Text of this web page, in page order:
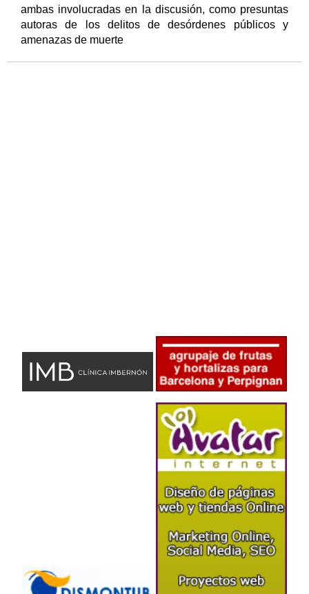
ambas involucradas en la discusión, como presuntas
autoras de los delitos de desórdenes públicos y
amenazas de muerte